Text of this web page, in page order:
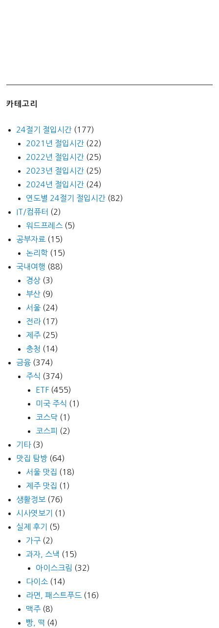
카테고리
24절기 절입시간 (177)
2021년 절입시간 (22)
2022년 절입시간 (25)
2023년 절입시간 (25)
2024년 절입시간 (24)
연도별 24절기 절입시간 (82)
IT/컴퓨터 (2)
워드프레스 (5)
공부자료 (15)
논리학 (15)
국내여행 (88)
경상 (3)
부산 (9)
서울 (24)
전라(17)
제주 (25)
충청 (14)
금융 (374)
주식 (374)
ETF (455)
미국 주식 (1)
코스닥 (1)
코스피 (2)
기타(3)
맛집 탐방 (64)
서울 맛집 (18)
제주 맛집 (1)
생활정보 (76)
시사엿보기
(1)
실제 후기
(5)
가구 (2)
과자, 스낵 (15)
아이스크림 (32)
다이소 (14)
라면, 패스트푸드 (16)
맥주 (8)
빵, 떡 (4)